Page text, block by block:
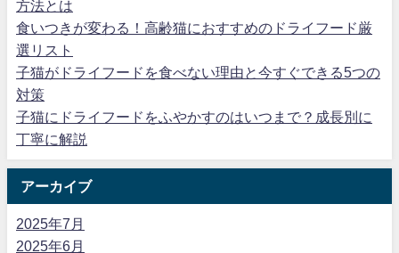
方法とは
食いつきが変わる！高齢猫におすすめのドライフード厳
選リスト
子猫がドライフードを食べない理由と今すぐできる5つの
対策
子猫にドライフードをふやかすのはいつまで？成長別に
丁寧に解説
アーカイブ
2025年7月
2025年6月